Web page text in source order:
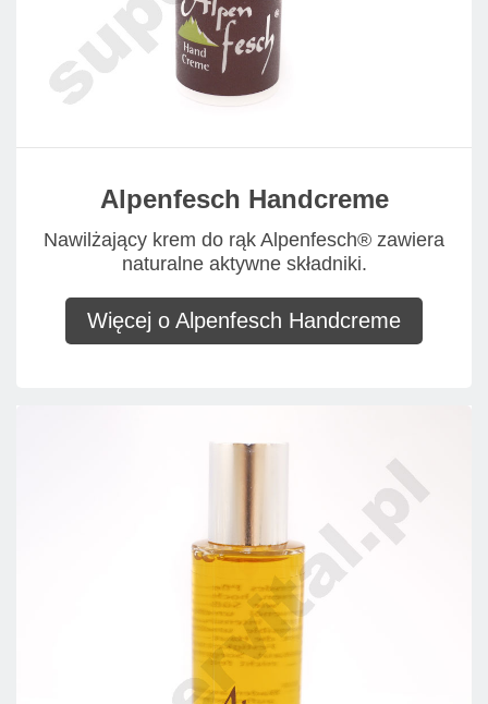
Alpenfesch Handcreme
Nawilżający krem do rąk Alpenfesch® zawiera
naturalne aktywne składniki.
Więcej o Alpenfesch Handcreme